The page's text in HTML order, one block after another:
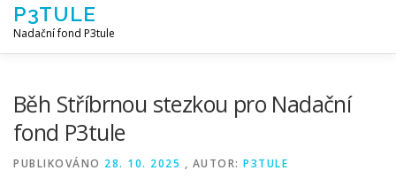
P3TULE
Nadační fond P3tule
Běh Stříbrnou stezkou pro Nadační
fond P3tule
PUBLIKOVÁNO 28. 10. 2025 , AUTOR: P3TULE